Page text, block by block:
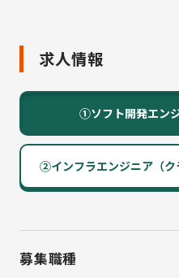
求人情報
①ソフト開発エン
②インフラエンジニア（ク
募集職種